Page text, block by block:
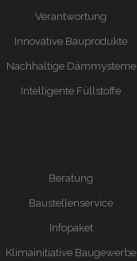
Verantwortung
Innovative Bauprodukte
Nachhaltige Dämmysteme
Intelligente Füllstoffe
Beratung
Baustellenservice
Infopaket
Klimainitiative Baugewerbe